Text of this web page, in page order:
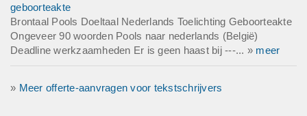
geboorteakte
Brontaal Pools Doeltaal Nederlands Toelichting Geboorteakte
Ongeveer 90 woorden Pools naar nederlands (België)
Deadline werkzaamheden Er is geen haast bij ---... » meer
» Meer offerte-aanvragen voor tekstschrijvers